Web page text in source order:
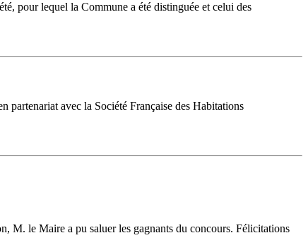
pour lequel la Commune a été distinguée et celui des
partenariat avec la Société Française des Habitations
M. le Maire a pu saluer les gagnants du concours. Félicitations